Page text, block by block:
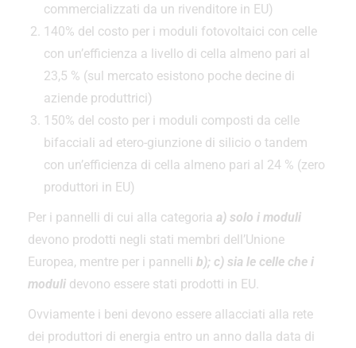
commercializzati da un rivenditore in EU)
140% del costo per i moduli fotovoltaici con celle
con un’efficienza a livello di cella almeno pari al
23,5 % (sul mercato esistono poche decine di
aziende produttrici)
150% del costo per i moduli composti da celle
bifacciali ad etero-giunzione di silicio o tandem
con un’efficienza di cella almeno pari al 24 % (zero
produttori in EU)
Per i pannelli di cui alla categoria a) solo i moduli
devono prodotti negli stati membri dell’Unione
Europea, mentre per i pannelli b); c) sia le celle che i
moduli devono essere stati prodotti in EU.
Ovviamente i beni devono essere allacciati alla rete
dei produttori di energia entro un anno dalla data di